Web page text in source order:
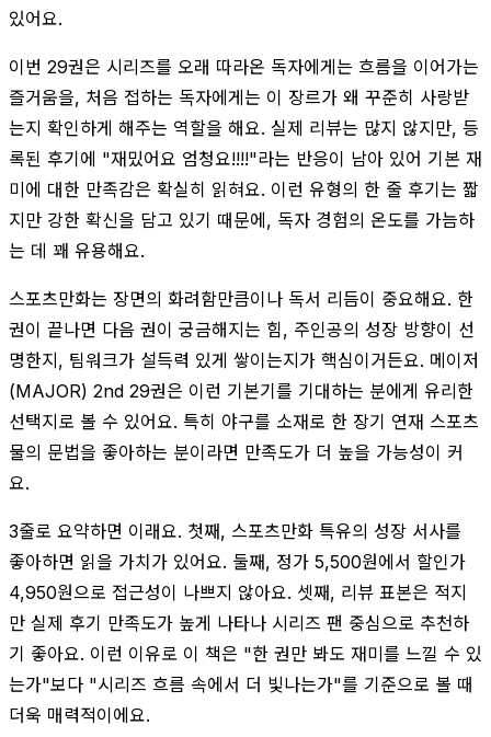
있어요.
이번 29권은 시리즈를 오래 따라온 독자에게는 흐름을 이어가는
즐거움을, 처음 접하는 독자에게는 이 장르가 왜 꾸준히 사랑받
는지 확인하게 해주는 역할을 해요. 실제 리뷰는 많지 않지만, 등
록된 후기에 "재밌어요 엄청요!!!!"라는 반응이 남아 있어 기본 재
미에 대한 만족감은 확실히 읽혀요. 이런 유형의 한 줄 후기는 짧
지만 강한 확신을 담고 있기 때문에, 독자 경험의 온도를 가늠하
는 데 꽤 유용해요.
스포츠만화는 장면의 화려함만큼이나 독서 리듬이 중요해요. 한
권이 끝나면 다음 권이 궁금해지는 힘, 주인공의 성장 방향이 선
명한지, 팀워크가 설득력 있게 쌓이는지가 핵심이거든요. 메이저
(MAJOR) 2nd 29권은 이런 기본기를 기대하는 분에게 유리한
선택지로 볼 수 있어요. 특히 야구를 소재로 한 장기 연재 스포츠
물의 문법을 좋아하는 분이라면 만족도가 더 높을 가능성이 커
요.
3줄로 요약하면 이래요. 첫째, 스포츠만화 특유의 성장 서사를
좋아하면 읽을 가치가 있어요. 둘째, 정가 5,500원에서 할인가
4,950원으로 접근성이 나쁘지 않아요. 셋째, 리뷰 표본은 적지
만 실제 후기 만족도가 높게 나타나 시리즈 팬 중심으로 추천하
기 좋아요. 이런 이유로 이 책은 "한 권만 봐도 재미를 느낄 수 있
는가"보다 "시리즈 흐름 속에서 더 빛나는가"를 기준으로 볼 때
더욱 매력적이에요.